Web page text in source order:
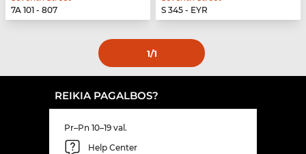
7A 101 - 807
S 345 - EYR
1/1
REIKIA PAGALBOS?
Pr–Pn 10–19 val.
Help Center